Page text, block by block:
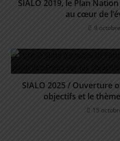
SIALO 2019, le Plan
au cœur de
9
SIALO 2025 / Ouverture
objectifs et le
15